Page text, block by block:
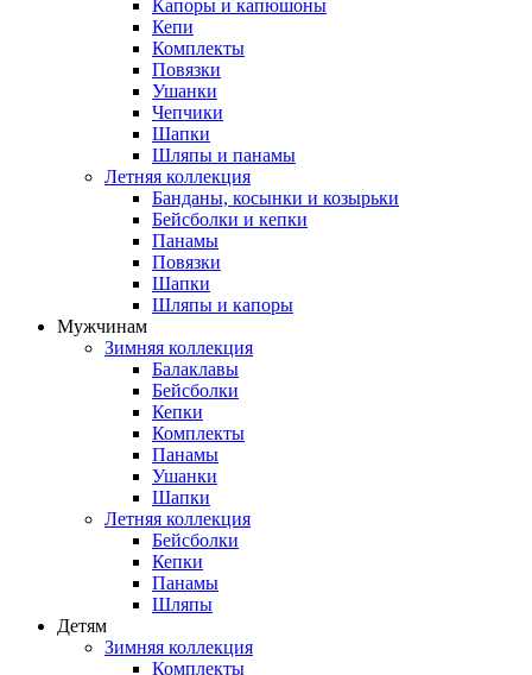
Капоры и капюшоны
Кепи
Комплекты
Повязки
Ушанки
Чепчики
Шапки
Шляпы и панамы
Летняя коллекция
Банданы, косынки и козырьки
Бейсболки и кепки
Панамы
Повязки
Шапки
Шляпы и капоры
Мужчинам
Зимняя коллекция
Балаклавы
Бейсболки
Кепки
Комплекты
Панамы
Ушанки
Шапки
Летняя коллекция
Бейсболки
Кепки
Панамы
Шляпы
Детям
Зимняя коллекция
Комплекты